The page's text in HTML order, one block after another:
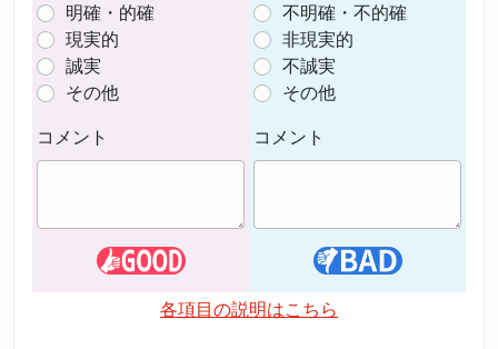
明確・的確
現実的
誠実
その他
コメント
不明確・不的確
非現実的
不誠実
その他
コメント
各項目の説明はこちら